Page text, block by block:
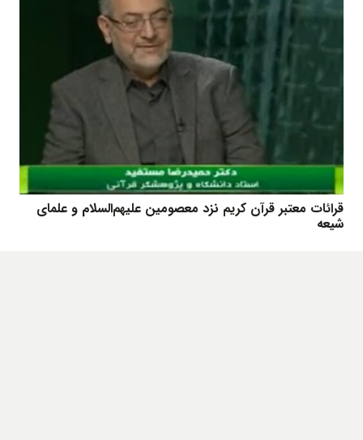
قرائات معتبر قرآن کریم نزد معصومین علیهم‌السلام و علمای
شیعه